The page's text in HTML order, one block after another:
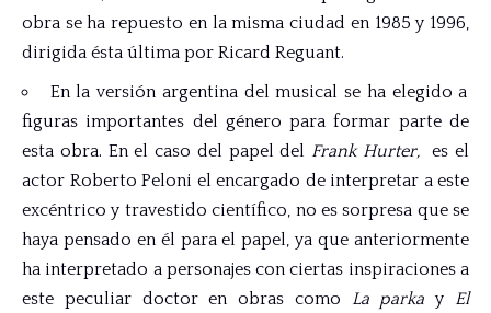
obra se ha repuesto en la misma ciudad en 1985 y 1996,
dirigida ésta última por Ricard Reguant.
En la versión argentina del musical se ha elegido a
figuras importantes del género para formar parte de
esta obra. En el caso del papel del Frank Hurter,es el
actor Roberto Peloni el encargado de interpretar a este
excéntrico y travestido científico, no es sorpresa que se
haya pensado en él para el papel, ya que anteriormente
ha interpretado a personajes con ciertas inspiraciones a
este peculiar doctor en obras como La parkay El